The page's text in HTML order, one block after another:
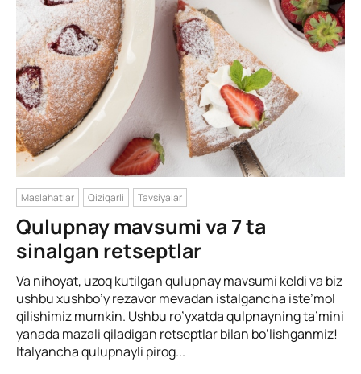
Maslahatlar Qiziqarli Tavsiyalar
Qulupnay mavsumi va 7 ta
sinalgan retseptlar
Va nihoyat, uzoq kutilgan qulupnay mavsumi keldi va biz
ushbu xushbo’y rezavor mevadan istalgancha iste’mol
qilishimiz mumkin. Ushbu ro’yxatda qulpnayning ta’mini
yanada mazali qiladigan retseptlar bilan bo’lishganmiz!
Italyancha qulupnayli pirog...